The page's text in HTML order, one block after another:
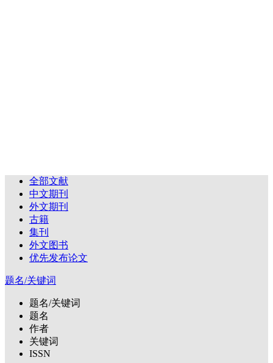
全部文献
中文期刊
外文期刊
古籍
集刊
外文图书
优先发布论文
题名/关键词
题名/关键词
题名
作者
关键词
ISSN